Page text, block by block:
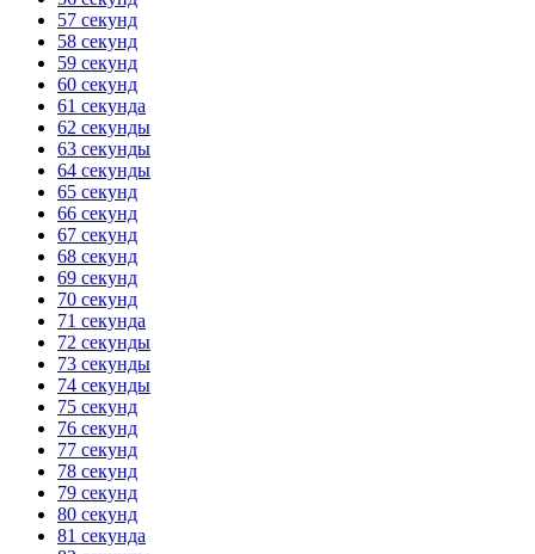
57 секунд
58 секунд
59 секунд
60 секунд
61 секунда
62 секунды
63 секунды
64 секунды
65 секунд
66 секунд
67 секунд
68 секунд
69 секунд
70 секунд
71 секунда
72 секунды
73 секунды
74 секунды
75 секунд
76 секунд
77 секунд
78 секунд
79 секунд
80 секунд
81 секунда